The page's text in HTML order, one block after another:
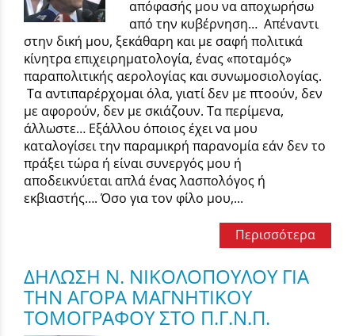
απόφασής μου να αποχωρήσω
από την κυβέρνηση… Απέναντι
στην δική μου, ξεκάθαρη και με σαφή πολιτικά
κίνητρα επιχειρηματολογία, ένας «ποταμός»
παραπολιτικής αερολογίας και συνωμοσιολογίας.
Τα αντιπαρέρχομαι όλα, γιατί δεν με πτοούν, δεν
με αφορούν, δεν με σκιάζουν. Τα περίμενα,
άλλωστε… Εξάλλου όποιος έχει να μου
καταλογίσει την παραμικρή παρανομία εάν δεν το
πράξει τώρα ή είναι συνεργός μου ή
αποδεικνύεται απλά ένας λασπολόγος ή
εκβιαστής…. Όσο για τον φίλο μου,...
Περισσότερα
ΔΗΛΩΣΗ Ν. ΝΙΚΟΛΟΠΟΥΛΟΥ ΓΙΑ
ΤΗΝ ΑΓΟΡΑ ΜΑΓΝΗΤΙΚΟΥ
ΤΟΜΟΓΡΑΦΟΥ ΣΤΟ Π.Γ.Ν.Π.